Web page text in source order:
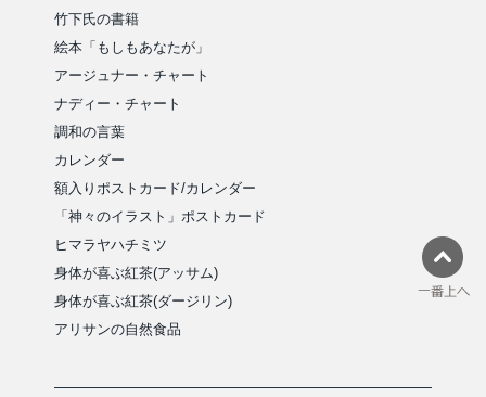
竹下氏の書籍
絵本「もしもあなたが」
アージュナー・チャート
ナディー・チャート
調和の言葉
カレンダー
額入りポストカード/カレンダー
「神々のイラスト」ポストカード
ヒマラヤハチミツ
身体が喜ぶ紅茶(アッサム)
身体が喜ぶ紅茶(ダージリン)
アリサンの自然食品